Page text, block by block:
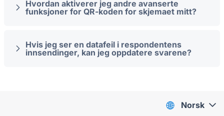
Hvordan aktiverer jeg andre avanserte
funksjoner for QR-koden for skjemaet mitt?
Hvis jeg ser en datafeil i respondentens
innsendinger, kan jeg oppdatere svarene?
Norsk